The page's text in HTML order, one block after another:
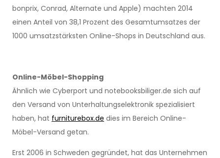
bonprix, Conrad, Alternate und Apple) machten 2014
einen Anteil von 38,1 Prozent des Gesamtumsatzes der
1000 umsatzstärksten Online-Shops in Deutschland aus.
Online-Möbel-Shopping
Ähnlich wie Cyberport und notebooksbiliger.de sich auf
den Versand von Unterhaltungselektronik spezialisiert
haben, hat furniturebox.de dies im Bereich Online-
Möbel-Versand getan.
Erst 2006 in Schweden gegründet, hat das Unternehmen